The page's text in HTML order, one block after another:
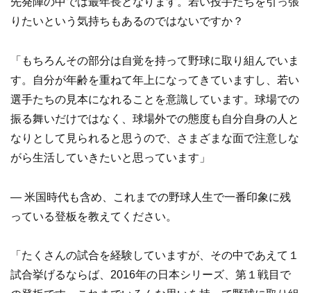
りたいという気持ちもあるのではないですか？
「もちろんその部分は自覚を持って野球に取り組んでいま
す。自分が年齢を重ねて年上になってきていますし、若い
選手たちの見本になれることを意識しています。球場での
振る舞いだけではなく、球場外での態度も自分自身の人と
なりとして見られると思うので、さまざまな面で注意しな
がら生活していきたいと思っています」
— 米国時代も含め、これまでの野球人生で一番印象に残
っている登板を教えてください。
「たくさんの試合を経験していますが、その中であえて１
試合挙げるならば、2016年の日本シリーズ、第１戦目で